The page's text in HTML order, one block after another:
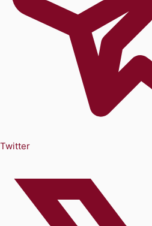
Twitter